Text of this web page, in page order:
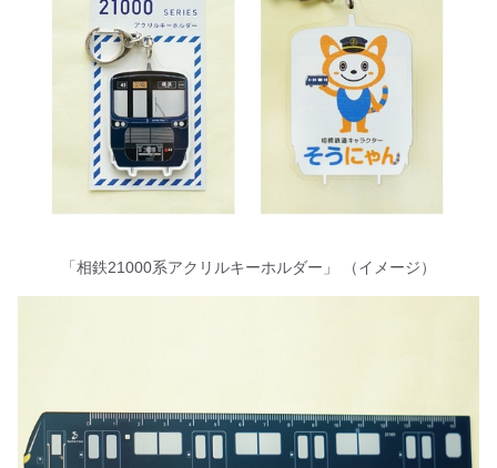
「相鉄21000系アクリルキーホルダー」 （イメージ）